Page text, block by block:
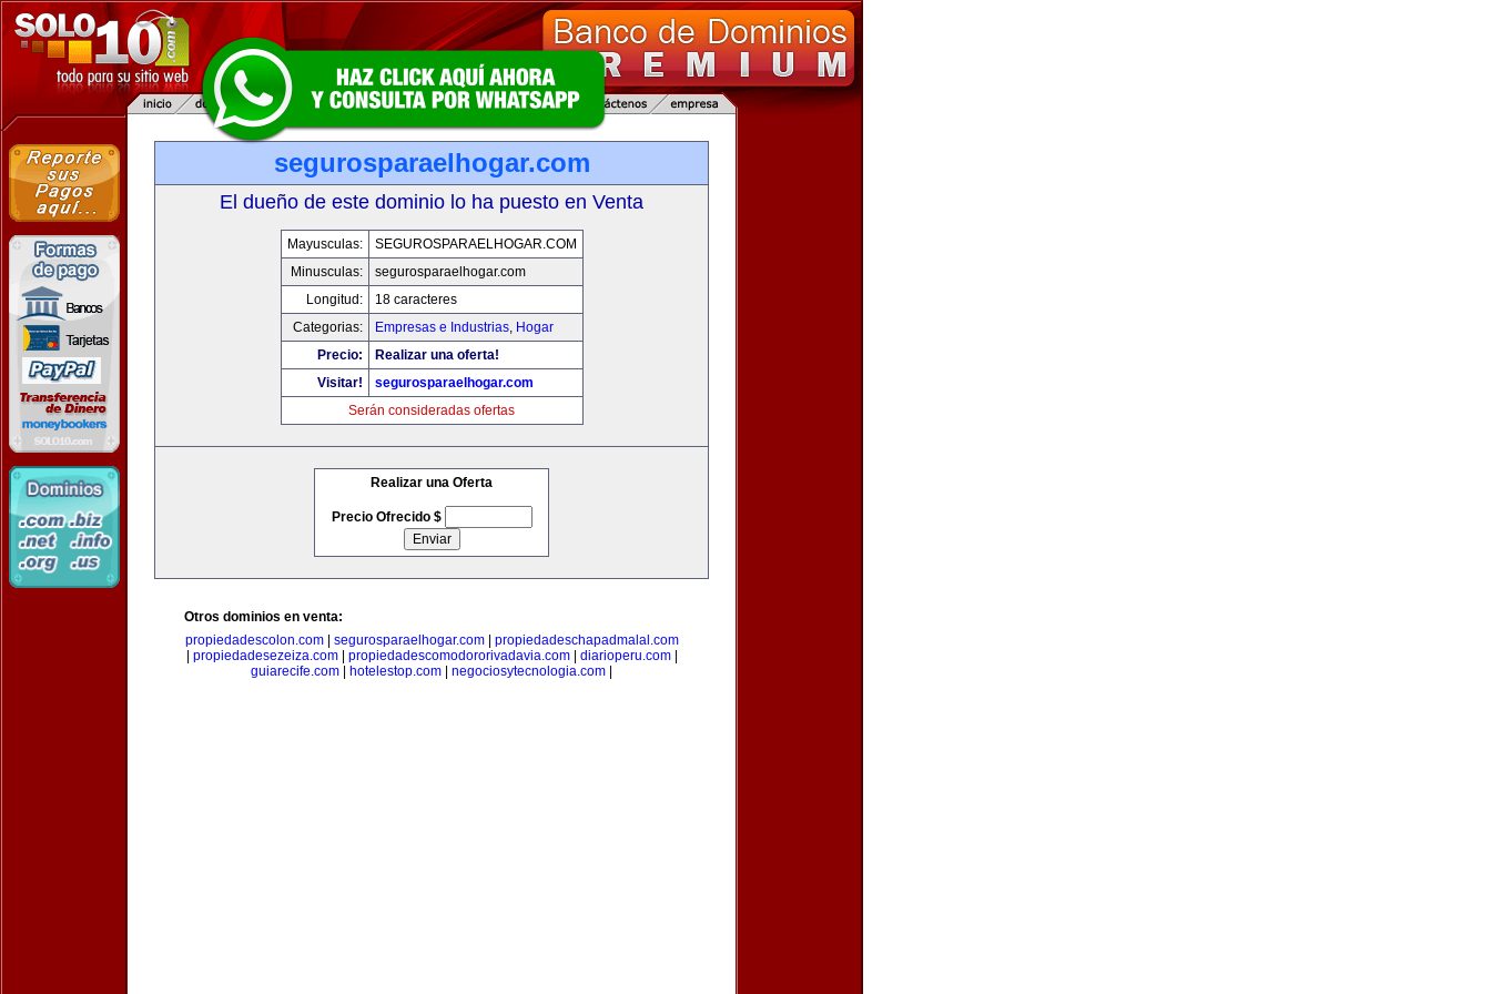
segurosparaelhogar.com
El dueño de este dominio lo ha puesto en Venta
Mayusculas:
SEGUROSPARAELHOGAR.COM
Minusculas:
segurosparaelhogar.com
Longitud:
18 caracteres
Categorias:
Empresas e Industrias, Hogar
Precio:
Realizar una oferta!
Visitar!
segurosparaelhogar.com
Serán consideradas ofertas
Realizar una Oferta
Precio Ofrecido $
Otros dominios en venta:
propiedadescolon.com| segurosparaelhogar.com| propiedadeschapadmalal.com
propiedadesezeiza.com| propiedadescomodororivadavia.com| diarioperu.com|
guiarecife.com
hotelestop.com negociosytecnologia.com